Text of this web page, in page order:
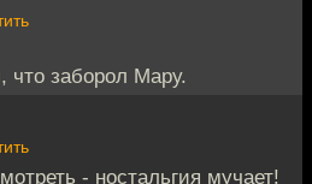
что заборол Мару.
- ностальгия мучает!